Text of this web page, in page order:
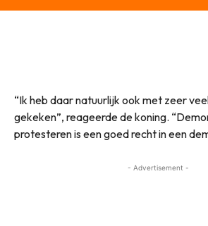
“Ik heb daar natuurlijk ook met zeer
gekeken”, reageerde de koning.
protesteren is een goed recht in een
- Advertisement -